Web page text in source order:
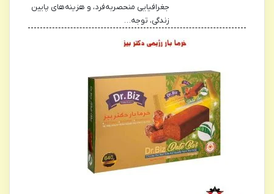
جغرافیایی منحصربه‌فرد، و هزینه‌های پایین
زندگی، توجه…